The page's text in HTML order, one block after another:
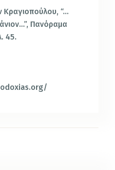
Κραγιοπούλου, “…
Πανόραμα
45.